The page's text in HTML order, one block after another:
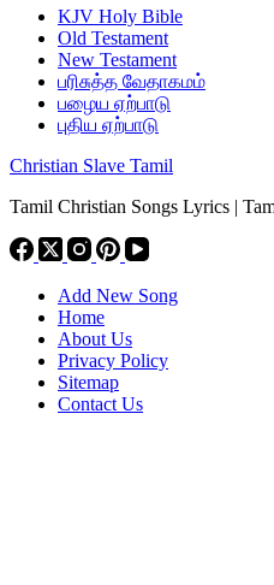
KJV Holy Bible
Old Testament
New Testament
பரிசுத்த வேதாகமம்
பழைய ஏற்பாடு
புதிய ஏற்பாடு
Christian Slave Tamil
Tamil Christian Songs Lyrics |
Add New Song
Home
About Us
Privacy Policy
Sitemap
Contact Us